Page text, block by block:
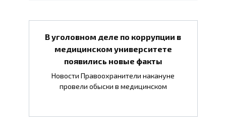
В уголовном деле по коррупции в
медицинском университете
появились новые факты
Новости Правоохранители накануне
провели обыски в медицинском